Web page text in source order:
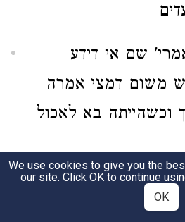
שם אי דידע
משום דמצי אמרה
וכשהייתה בא לאכול
כדרב יהודה וכו'
We use cookies to give you the
our site. Click OK to continue
OK